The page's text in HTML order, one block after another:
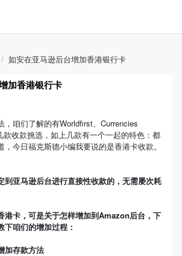
如安在亚马逊后台增加香港银行卡
加香港银行卡
，咱们了解的有Worldfirst、Currencies
款收款挑选，如上几款有一个一起的特色：都
今日福克斯德小编我要说的是香港卡收款。
到亚马逊后台进行直接性收款的，无需屡次耗
港卡，可是关于怎样增加到Amazon后台，下
咱们的增加过程：
加存款方法